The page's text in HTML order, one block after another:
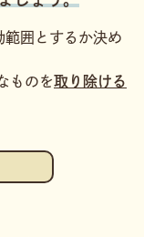
範囲とするか決め
ものを取り除ける